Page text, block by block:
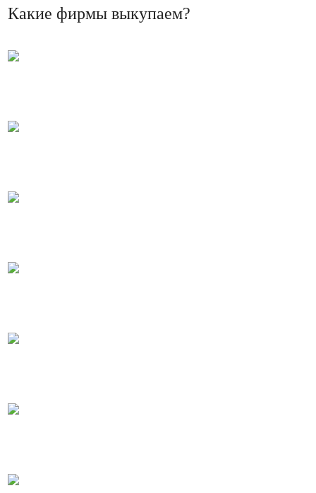
Какие фирмы выкупаем?